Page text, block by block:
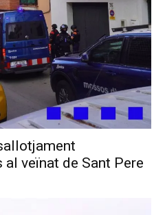
al veïnat de Sant Pere